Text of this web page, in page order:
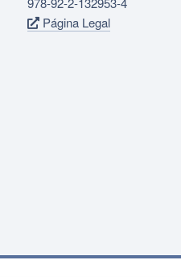
Página Legal